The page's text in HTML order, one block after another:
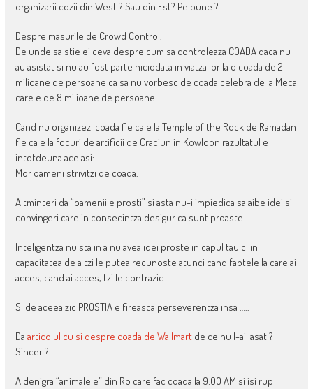
organizarii cozii din West ? Sau din Est? Pe bune ?
Despre masurile de Crowd Control.
De unde sa stie ei ceva despre cum sa controleaza COADA daca nu
au asistat si nu au fost parte niciodata in viatza lor la o coada de 2
milioane de persoane ca sa nu vorbesc de coada celebra de la Meca
care e de 8 milioane de persoane.
Cand nu organizezi coada fie ca e la Temple of the Rock de Ramadan
fie ca e la focuri de artificii de Craciun in Kowloon razultatul e
intotdeuna acelasi:
Mor oameni strivitzi de coada.
Altminteri da “oamenii e prosti” si asta nu-i impiedica sa aibe idei si
convingeri care in consecintza desigur ca sunt proaste.
Inteligentza nu sta in a nu avea idei proste in capul tau ci in
capacitatea de a tzi le putea recunoste atunci cand faptele la care ai
acces, cand ai acces, tzi le contrazic.
Si de aceea zic PROSTIA e fireasca perseverentza insa …..
Da articolul cu si despre coada de Wallmartde ce nu l-ai lasat ?
Sincer ?
A denigra “animalele” din Ro care fac coada la 9:00 AM si isi rup